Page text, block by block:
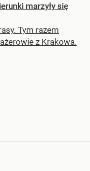
marzyły się
Tym razem
z Krakowa.